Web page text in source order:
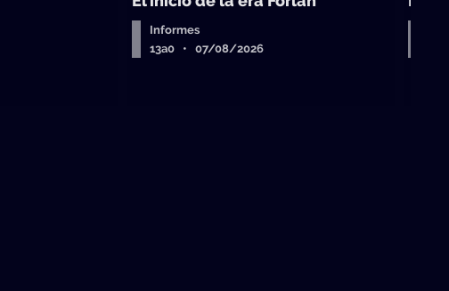
Informes
13a0 • 07/08/2026